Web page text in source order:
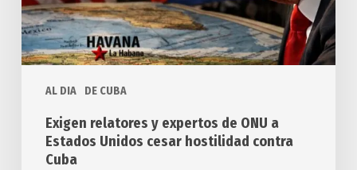
AL DIA DE CUBA
Estados
Unidos
cesar
contra
Exigen relatores y expertos de ONU a
Estados Unidos cesar hostilidad contra
Cuba